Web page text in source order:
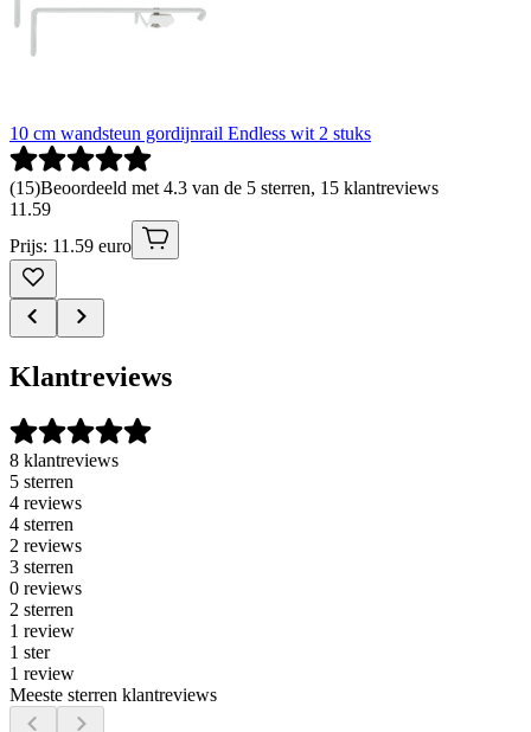
10 cm wandsteun gordijnrail Endless wit 2 stuks
(15)Beoordeeld met 4.3 van de 5 sterren, 15 klantreviews
11 .59
Prijs: 11.59 euro
Klantreviews
8 klantreviews
5 sterren
4 reviews
4 sterren
2 reviews
3 sterren
0 reviews
2 sterren
1 review
1 ster
1 review
Meeste sterren klantreviews